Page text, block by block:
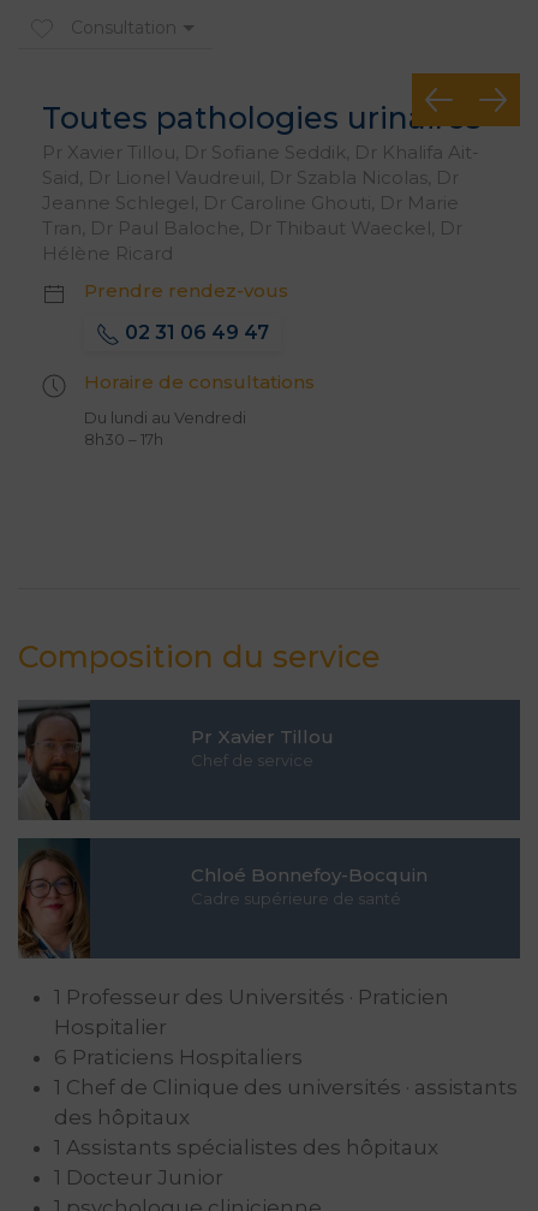
Consultation
Toutes pathologies urinaires
Pr Xavier Tillou, Dr Sofiane Seddik, Dr Khalifa Ait-
Said, Dr Lionel Vaudreuil, Dr Szabla Nicolas, Dr
Jeanne Schlegel, Dr Caroline Ghouti, Dr Marie
Tran, Dr Paul Baloche, Dr Thibaut Waeckel, Dr
Hélène Ricard
Prendre rendez-vous
02 31 06 49 47
Horaire de consultations
Du lundi au Vendredi
8h30 – 17h
Composition du service
Pr Xavier Tillou
Chef de service
Chloé Bonnefoy-Bocquin
Cadre supérieure de santé
1 Professeur des Universités · Praticien
Hospitalier
6 Praticiens Hospitaliers
1 Chef de Clinique des universités · assistants
des hôpitaux
1 Assistants spécialistes des hôpitaux
1 Docteur Junior